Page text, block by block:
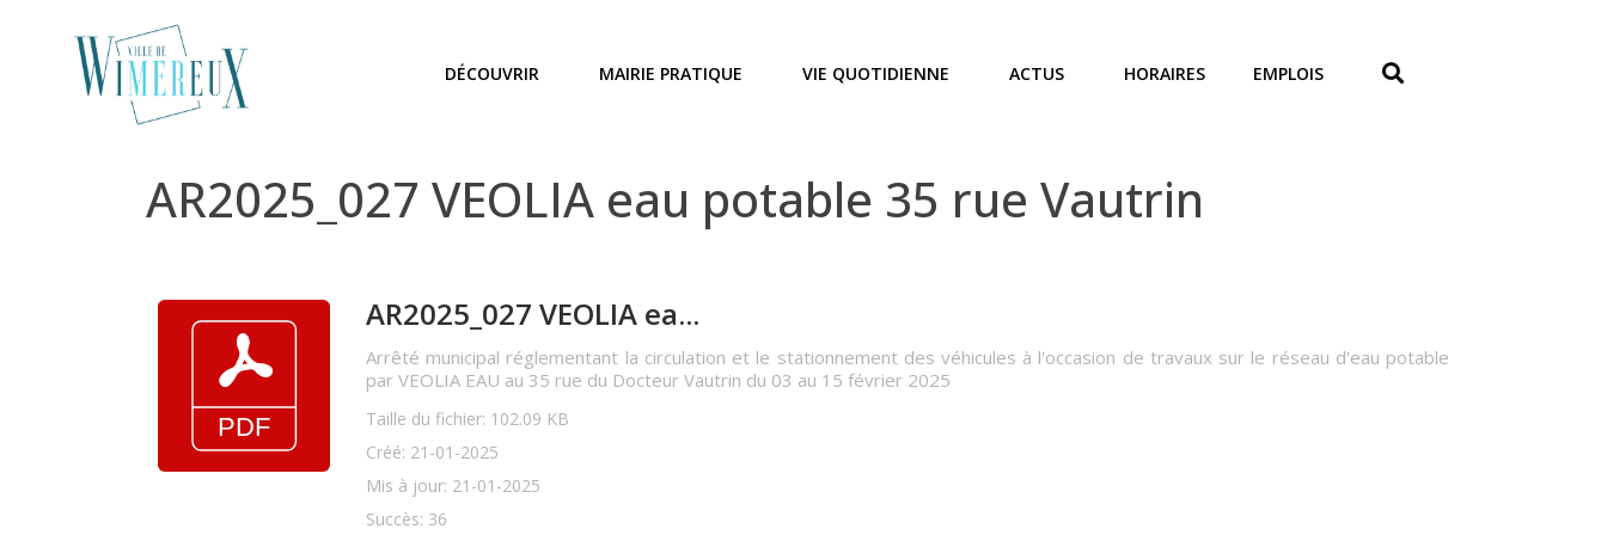
DÉCOUVRIR MAIRIE PRATIQUE VIE QUOTIDIENNE ACTUS HORAIRES EMPLOIS
AR2025_027 VEOLIA eau potable 35 rue Vautrin
AR2025_027 VEOLIA ea...
Arrêté municipal réglementant la circulation et le stationnement des véhicules à l'occasion de travaux sur le réseau d'eau potable
par VEOLIA EAU au 35 rue du Docteur Vautrin du 03 au 15 février 2025
Taille du fichier: 102.09 KB
Créé: 21-01-2025
Mis à jour: 21-01-2025
Succès: 36